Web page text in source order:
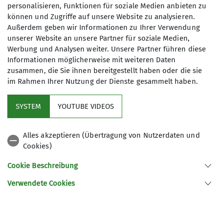
personalisieren, Funktionen für soziale Medien anbieten zu
können und Zugriffe auf unsere Website zu analysieren.
Außerdem geben wir Informationen zu Ihrer Verwendung
unserer Website an unsere Partner für soziale Medien,
Werbung und Analysen weiter. Unsere Partner führen diese
Informationen möglicherweise mit weiteren Daten
zusammen, die Sie ihnen bereitgestellt haben oder die sie
im Rahmen Ihrer Nutzung der Dienste gesammelt haben.
SYSTEM YOUTUBE VIDEOS
Alles akzeptieren (Übertragung von Nutzerdaten und
Cookies)
Cookie Beschreibung
Verwendete Cookies